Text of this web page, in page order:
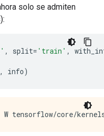
solo se admiten
, split= 'train' ,
, info)